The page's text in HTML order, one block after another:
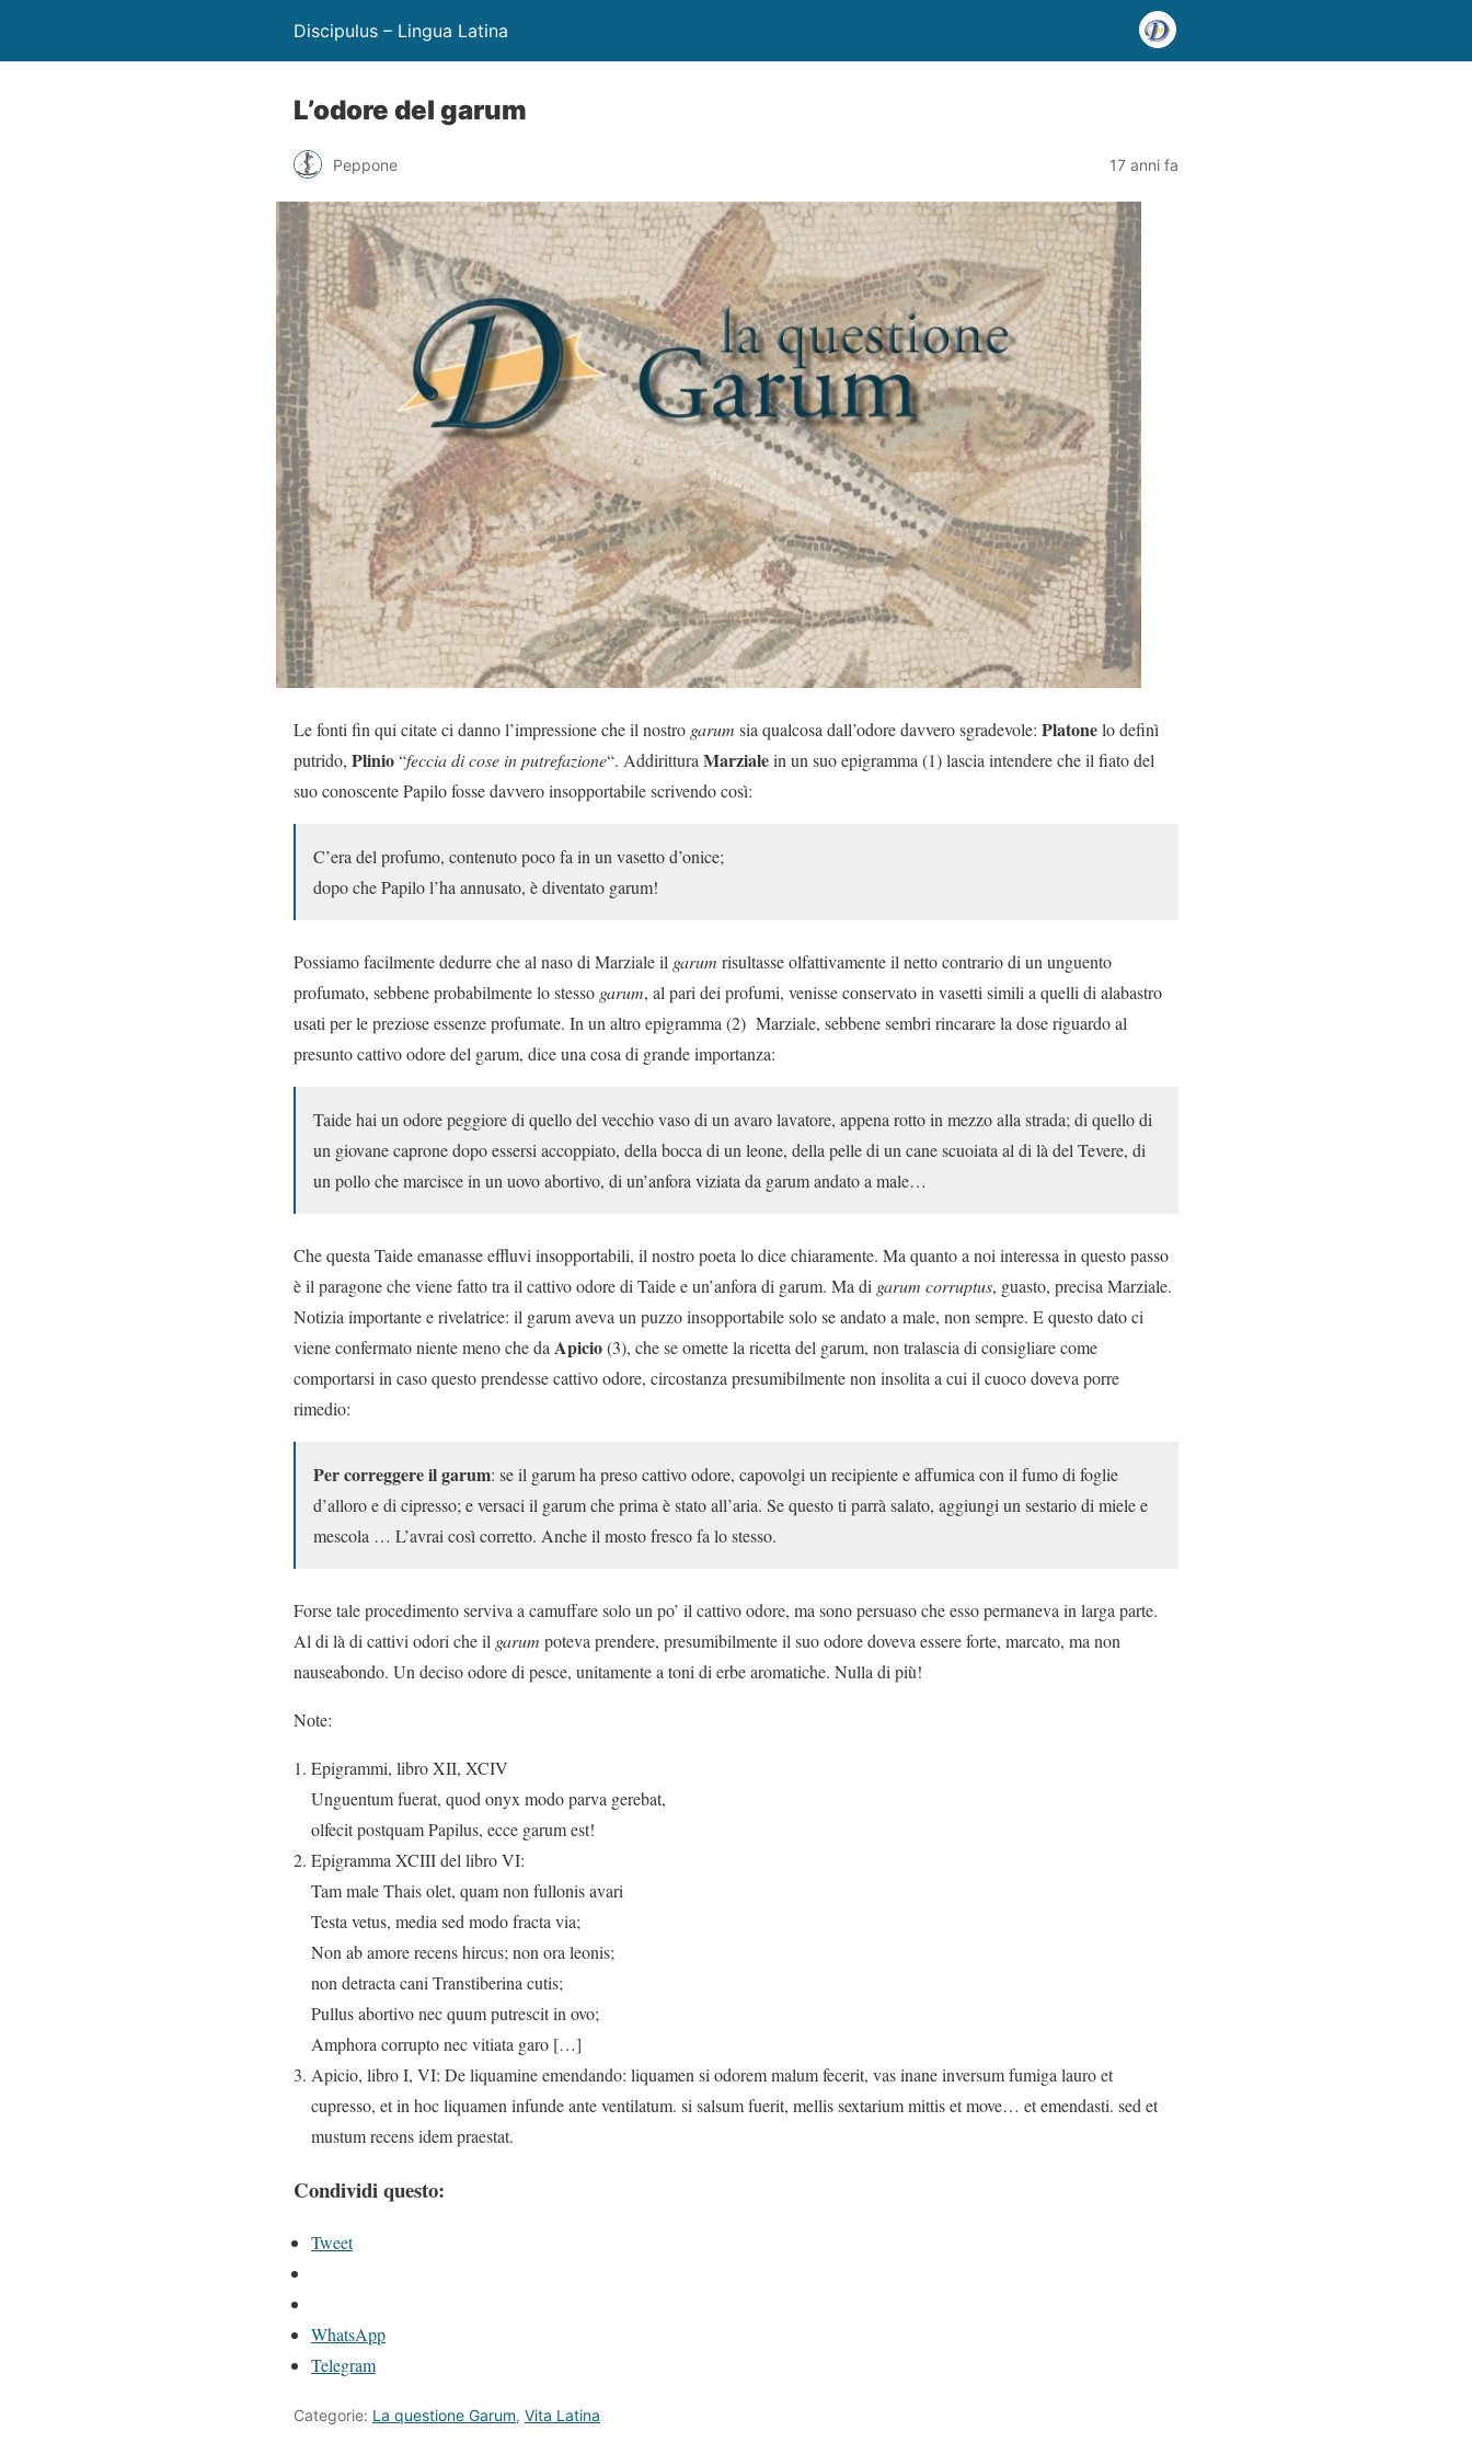
Discipulus – Lingua Latina
L’odore del garum
Peppone 17 anni fa
Le fonti fin qui citate ci danno l’impressione che il nostro garum sia qualcosa dall’odore davvero sgradevole: Platonelo definì
putrido, Plinio“feccia di cose in putrefazione“. Addirittura Marzialein un suo epigramma (1) lascia intendere che il fiato del
suo conoscente Papilo fosse davvero insopportabile scrivendo così:
C’era del profumo, contenuto poco fa in un vasetto d’onice;
dopo che Papilo l’ha annusato, è diventato garum!
Possiamo facilmente dedurre che al naso di Marziale il garum risultasse olfattivamente il netto contrario di un unguento
profumato, sebbene probabilmente lo stesso garum, al pari dei profumi, venisse conservato in vasetti simili a quelli di alabastro
usati per le preziose essenze profumate. In un altro epigramma (2) Marziale, sebbene sembri rincarare la dose riguardo al
presunto cattivo odore del garum, dice una cosa di grande importanza:
Taide hai un odore peggiore di quello del vecchio vaso di un avaro lavatore, appena rotto in mezzo alla strada; di quello di
un giovane caprone dopo essersi accoppiato, della bocca di un leone, della pelle di un cane scuoiata al di là del Tevere, di
un pollo che marcisce in un uovo abortivo, di un’anfora viziata da garum andato a male…
Che questa Taide emanasse effluvi insopportabili, il nostro poeta lo dice chiaramente. Ma quanto a noi interessa in questo passo
è il paragone che viene fatto tra il cattivo odore di Taide e un’anfora di garum. Ma di garum corruptus, guasto, precisa Marziale.
Notizia importante e rivelatrice: il garum aveva un puzzo insopportabile solo se andato a male, non sempre. E questo dato ci
viene confermato niente meno che da Apicio(3), che se omette la ricetta del garum, non tralascia di consigliare come
comportarsi in caso questo prendesse cattivo odore, circostanza presumibilmente non insolita a cui il cuoco doveva porre
rimedio:
Per correggere il garum: se il garum ha preso cattivo odore, capovolgi un recipiente e affumica con il fumo di foglie
d’alloro e di cipresso; e versaci il garum che prima è stato all’aria. Se questo ti parrà salato, aggiungi un sestario di miele e
mescola … L’avrai così corretto. Anche il mosto fresco fa lo stesso.
Forse tale procedimento serviva a camuffare solo un po’ il cattivo odore, ma sono persuaso che esso permaneva in larga parte.
Al di là di cattivi odori che il garum poteva prendere, presumibilmente il suo odore doveva essere forte, marcato, ma non
nauseabondo. Un deciso odore di pesce, unitamente a toni di erbe aromatiche. Nulla di più!
Note:
Epigrammi, libro XII, XCIV
Unguentum fuerat, quod onyx modo parva gerebat,
olfecit postquam Papilus, ecce garum est!
Epigramma XCIII del libro VI:
Tam male Thais olet, quam non fullonis avari
Testa vetus, media sed modo fracta via;
Non ab amore recens hircus; non ora leonis;
non detracta cani Transtiberina cutis;
Pullus abortivo nec quum putrescit in ovo;
Amphora corrupto nec vitiata garo […]
Apicio, libro I, VI: De liquamine emendando: liquamen si odorem malum fecerit, vas inane inversum fumiga lauro et
cupresso, et in hoc liquamen infunde ante ventilatum. si salsum fuerit, mellis sextarium mittis et move… et emendasti. sed et
mustum recens idem praestat.
Condividi questo:
Tweet
WhatsApp
Telegram
Categorie: La questione Garum, Vita Latina